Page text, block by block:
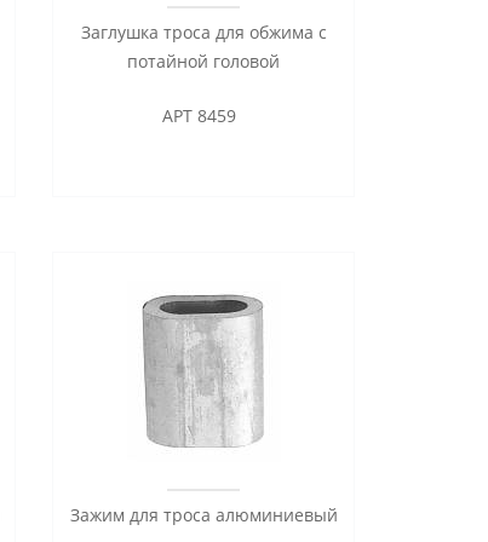
Заглушка троса для обжима с
потайной головой
АРТ 8459
Зажим для троса алюминиевый